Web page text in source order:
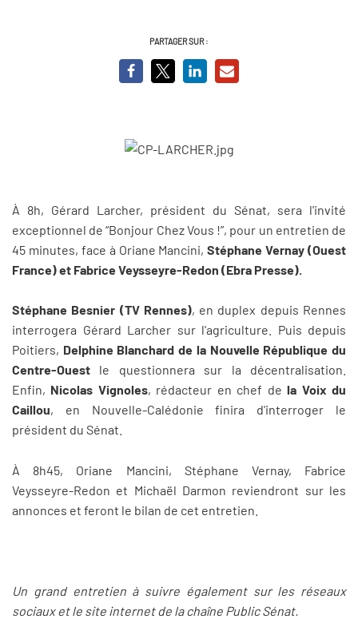
PARTAGER SUR :
À 8h, Gérard Larcher, président du Sénat, sera l'invité
exceptionnel de “Bonjour Chez Vous !”, pour un entretien de
45 minutes, face à Oriane Mancini,Stéphane Vernay (Ouest
France) et Fabrice Veysseyre-Redon (Ebra Presse).
Stéphane Besnier (TV Rennes), en duplex depuis Rennes
interrogera Gérard Larcher sur l'agriculture. Puis depuis
Poitiers, Delphine Blanchard de la Nouvelle République du
Centre-Ouest le questionnera sur la décentralisation.
Enfin, Nicolas Vignoles, rédacteur en chef dela Voix du
Caillou, en Nouvelle-Calédonie finira d'interroger le
président du Sénat.
À 8h45, Oriane Mancini, Stéphane Vernay, Fabrice
Veysseyre-Redon et Michaël Darmon reviendront sur les
annonces et feront le bilan de cet entretien.
Un grand entretien à suivre également sur les réseaux
sociaux et le site internet de la chaîne Public Sénat.